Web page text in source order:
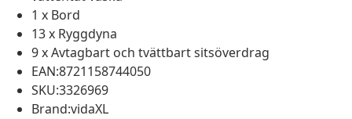
1 x Bord
13 x Ryggdyna
9 x Avtagbart och tvättbart sitsöverdrag
EAN:8721158744050
SKU:3326969
Brand:vidaXL